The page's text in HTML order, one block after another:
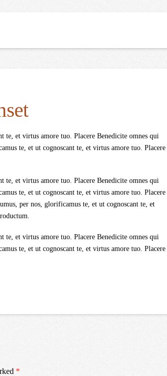
te, et virtus amore tuo. Placere Benedicite omnes qui
te, et ut cognoscant te, et virtus amore tuo. Placere
te, et virtus amore tuo. Placere Benedicite omnes qui
te, et ut cognoscant te, et virtus amore tuo. Placere
per nos, glorificamus te, et ut cognoscant te, et
te, et virtus amore tuo. Placere Benedicite omnes qui
te, et ut cognoscant te, et virtus amore tuo. Placere
*